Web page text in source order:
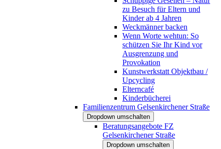
zu Besuch für Eltern und
Kinder ab 4 Jahren
Weckmänner backen
Wenn Worte wehtun: So
schützen Sie Ihr Kind vor
Ausgrenzung und
Provokation
Kunstwerkstatt Objektbau /
Upcycling
Elterncafé
Kinderbücherei
Familienzentrum Gelsenkirchener Straße
Dropdown umschalten
Beratungsangebote FZ
Gelsenkirchener Straße
Dropdown umschalten